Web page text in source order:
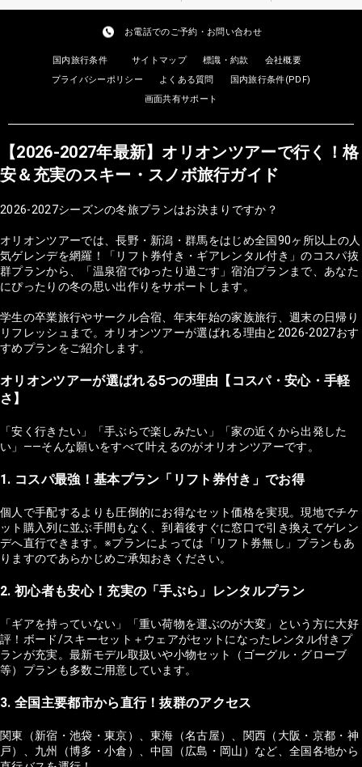
お電話でのご予約・お問い合わせ
国内旅行条件 サイトマップ 標識・約款
会社概要
プライバシーポリシー
よくある質問
国内旅行条件(PDF)
画面共有サポート
【2026-2027年最新】オリオンツアーで行く！格
安＆充実のスキー・スノボ旅行ガイド
2026-2027シーズンの冬旅プランはお決まりですか？
オリオンツアーでは、長野・新潟・群馬をはじめ全国90ヶ所以上の人
気ゲレンデを網羅！「リフト券付き・ギアレンタル付き」のコスパ抜
群プランから、「温泉宿でゆったり過ごす」宿泊プランまで、あなた
にぴったりの冬の思い出作りをサポートします。
学生の卒業旅行やサークル合宿、年末年始の家族旅行、週末の日帰り
リフレッシュまで。オリオンツアーが選ばれる理由と2026-2027おす
すめプランをご紹介します。
オリオンツアーが選ばれる5つの理由【コスパ・安心・手軽
さ】
「安く行きたい」「手ぶらで楽しみたい」「家の近くから出発した
い」——そんな願いをすべて叶えるのがオリオンツアーです。
1. コスパ最強！基本プラン「リフト券付き」でお得
個人で手配するよりも圧倒的にお得なセット価格を実現。現地でチケ
ット購入列に並ぶ手間もなく、到着後すぐに窓口で引き換えてゲレン
デへ直行できます。※プランによっては「リフト券無し」プランもあ
りますのであらかじめご承知おきください。
2. 初心者も安心！充実の「手ぶら」レンタルプラン
「ギアを持っていない」「重い荷物を運ぶのが大変」という方に大好
評！ボード/スキーセット＋ウェアがセットになったレンタル付きプ
ランが充実。最新モデル取扱いや小物セット（ゴーグル・グローブ
等）プランも多数ご用意しています。
3. 全国主要都市から直行！抜群のアクセス
関東（新宿・池袋・東京）、東海（名古屋）、関西（大阪・京都・神
戸）、九州（博多・小倉）、中国（広島・岡山）など、全国各地から